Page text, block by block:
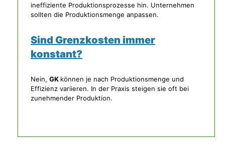
ineffiziente Produktionsprozesse hin. Unternehmen
sollten die Produktionsmenge anpassen.
Sind Grenzkosten immer
konstant?
Nein, GK können je nach Produktionsmenge und
Effizienz variieren. In der Praxis steigen sie oft bei
zunehmender Produktion.